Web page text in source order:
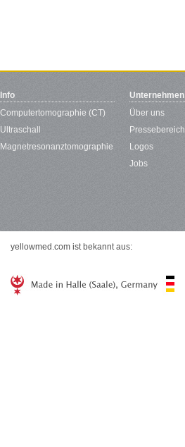
Info
Computertomographie (CT)
Ultraschall
Magnetresonanztomographie
Unternehmen
Über uns
Pressebereich
Logos
Jobs
yellowmed.com ist bekannt aus: